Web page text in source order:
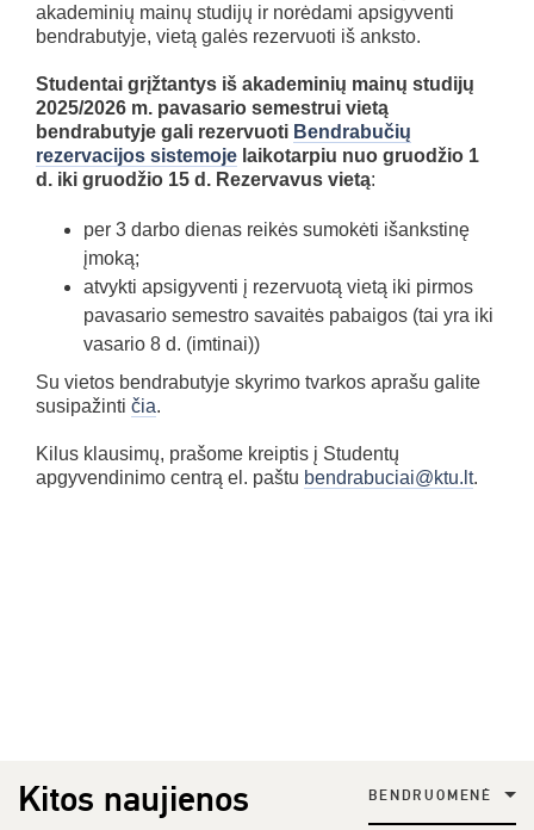
akademinių mainų studijų ir norėdami apsigyventi
bendrabutyje, vietą galės rezervuoti iš anksto.
Studentai grįžtantys iš akademinių mainų studijų
2025/2026 m. pavasario semestrui vietą
bendrabutyje gali rezervuoti Bendrabučių
rezervacijos sistemoje laikotarpiu nuo gruodžio 1
d. iki gruodžio 15 d. Rezervavus vietą:
per 3 darbo dienas reikės sumokėti išankstinę
įmoką;
atvykti apsigyventi į rezervuotą vietą iki pirmos
pavasario semestro savaitės pabaigos (tai yra iki
vasario 8 d. (imtinai))
Su vietos bendrabutyje skyrimo tvarkos aprašu galite
susipažinti čia.
Kilus klausimų, prašome kreiptis į Studentų
apgyvendinimo centrą el. paštu bendrabuciai@ktu.lt.
Kitos naujienos BENDRUOMENĖ